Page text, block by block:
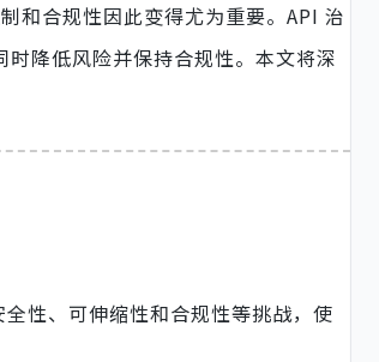
和合规性因此变得尤为重要。API 治
降低风险并保持合规性。本文将深
性、可伸缩性和合规性等挑战，使